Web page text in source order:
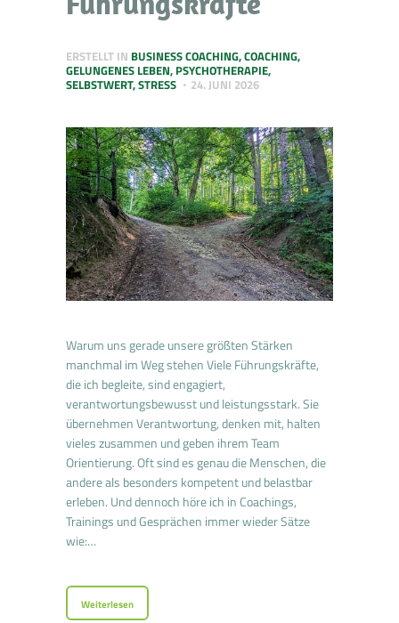
ERSTELLT IN BUSINESS COACHING,COACHING,
GELUNGENES LEBEN, PSYCHOTHERAPIE,
SELBSTWERT,STRESS 24. JUNI 2026
Warum uns gerade unsere größten Stärken
manchmal im Weg stehen Viele Führungskräfte,
die ich begleite, sind engagiert,
verantwortungsbewusst und leistungsstark. Sie
übernehmen Verantwortung, denken mit, halten
vieles zusammen und geben ihrem Team
Orientierung. Oft sind es genau die Menschen, die
andere als besonders kompetent und belastbar
erleben. Und dennoch höre ich in Coachings,
Trainings und Gesprächen immer wieder Sätze
wie:…
Weiterlesen